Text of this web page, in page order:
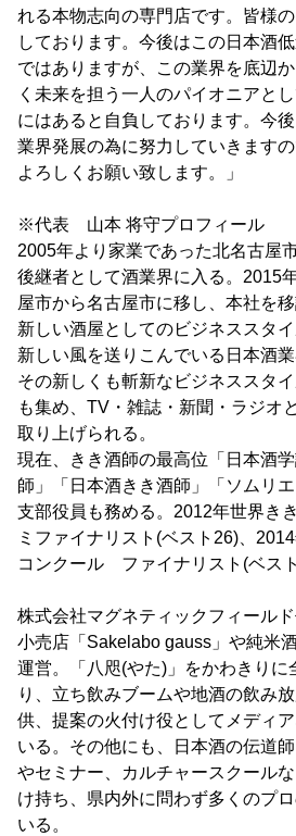
れる本物志向の専門店です。皆様
しております。今後はこの日本酒
ではありますが、この業界を底辺
く未来を担う一人のパイオニアと
にはあると自負しております。今
業界発展の為に努力していきます
よろしくお願い致します。」
※代表 山本 将守プロフィール
2005年より家業であった北名古屋
後継者として酒業界に入る。2015
屋市から名古屋市に移し、本社を
新しい酒屋としてのビジネススタ
新しい風を送りこんでいる日本酒業
その新しくも斬新なビジネススタ
も集め、TV・雑誌・新聞・ラジオ
取り上げられる。
現在、きき酒師の最高位「日本酒
師」「日本酒きき酒師」「ソムリ
支部役員も務める。2012年世界き
ミファイナリスト(ベスト26)、
コンクール ファイナリスト(ベス
株式会社マグネティックフィール
小売店「Sakelabo gauss」や純米
運営。「八咫(やた)」をかわきりに
り、立ち飲みブームや地酒の飲み
供、提案の火付け役としてメディ
いる。その他にも、日本酒の伝道
やセミナー、カルチャースクール
け持ち、県内外に問わず多くのプ
いる。